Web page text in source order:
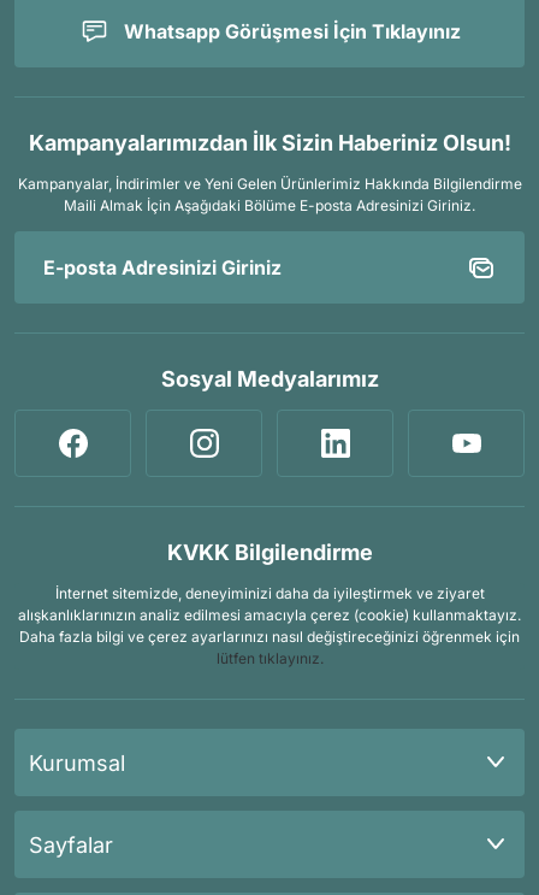
Whatsapp Görüşmesi İçin Tıklayınız
Kampanyalarımızdan İlk Sizin Haberiniz Olsun!
Kampanyalar, İndirimler ve Yeni Gelen Ürünlerimiz Hakkında Bilgilendirme
Maili Almak İçin Aşağıdaki Bölüme E-posta Adresinizi Giriniz.
Sosyal Medyalarımız
KVKK Bilgilendirme
İnternet sitemizde, deneyiminizi daha da iyileştirmek ve ziyaret
alışkanlıklarınızın analiz edilmesi amacıyla çerez (cookie) kullanmaktayız.
Daha fazla bilgi ve çerez ayarlarınızı nasıl değiştireceğinizi öğrenmek için
lütfen tıklayınız.
Kurumsal
Sayfalar